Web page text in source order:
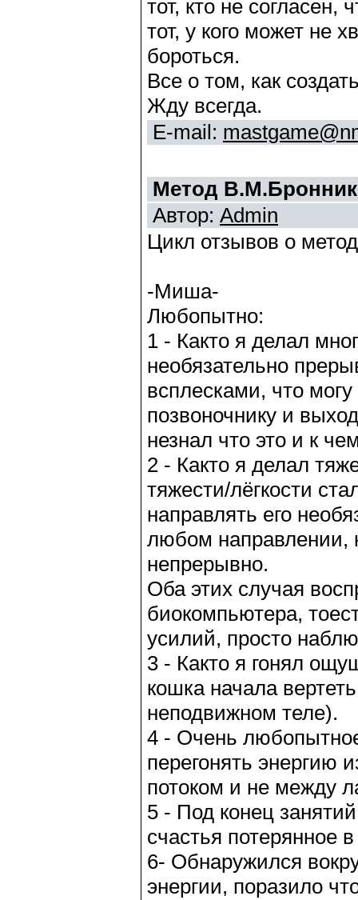
тот, кто не согласен,
тот, у кого может не
бороться.
Все о том, как
Жду всегда.
E-mail:
Метод
Автор: Admin
Цикл отзывов о
-Миша-
Любопытно:
1 - Както я делал
необязательно
всплесками, что
позвоночнику и
незнал что это и к
2 - Както я делал
тяжести/лёгкости
направлять его
любом направлении,
непрерывно.
Оба этих случая
биокомпьютера,
усилий, просто
3 - Както я гонял
кошка начала
неподвижном теле).
4 - Очень
перегонять энергию
потоком и не между
5 - Под конец
счастья потерянное
6- Обнаружился
энергии, поразило